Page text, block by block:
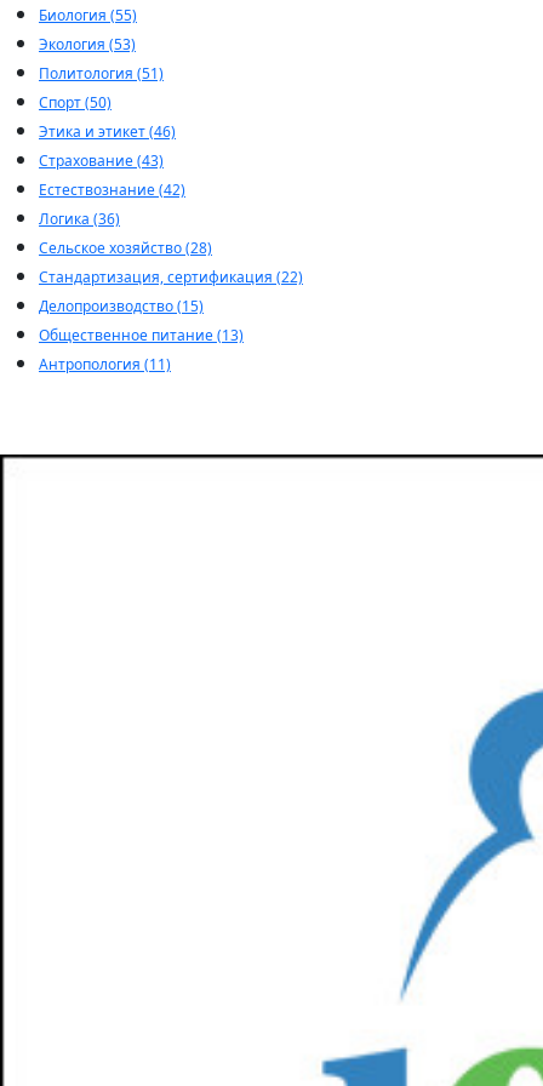
Биология (55)
Экология (53)
Политология (51)
Спорт (50)
Этика и этикет (46)
Страхование (43)
Естествознание (42)
Логика (36)
Сельское хозяйство (28)
Стандартизация, сертификация (22)
Делопроизводство (15)
Общественное питание (13)
Антропология (11)